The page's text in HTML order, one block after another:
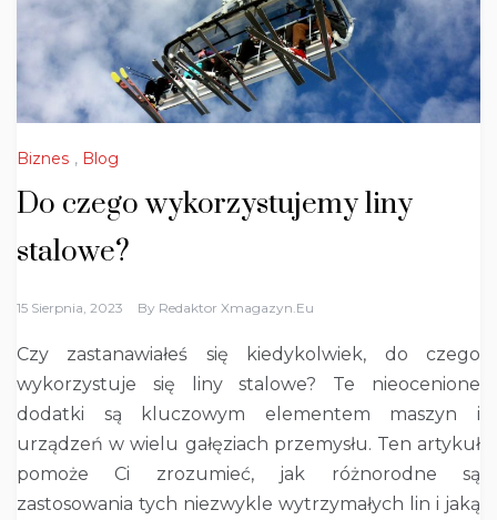
Biznes , Blog
Do czego wykorzystujemy liny
stalowe?
15 Sierpnia, 2023 By Redaktor Xmagazyn.eu
Czy zastanawiałeś się kiedykolwiek, do czego
wykorzystuje się liny stalowe? Te nieocenione
dodatki są kluczowym elementem maszyn i
urządzeń w wielu gałęziach przemysłu. Ten artykuł
pomoże Ci zrozumieć, jak różnorodne są
zastosowania tych niezwykle wytrzymałych lin i jaką